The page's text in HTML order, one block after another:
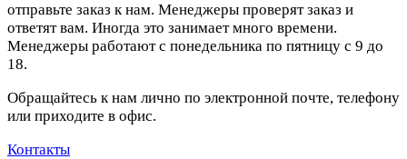
отправьте заказ к нам. Менеджеры проверят заказ и
ответят вам. Иногда это занимает много времени.
Менеджеры работают с понедельника по пятницу с 9 до
18.
Обращайтесь к нам лично по электронной почте, телефону
или приходите в офис.
Контакты